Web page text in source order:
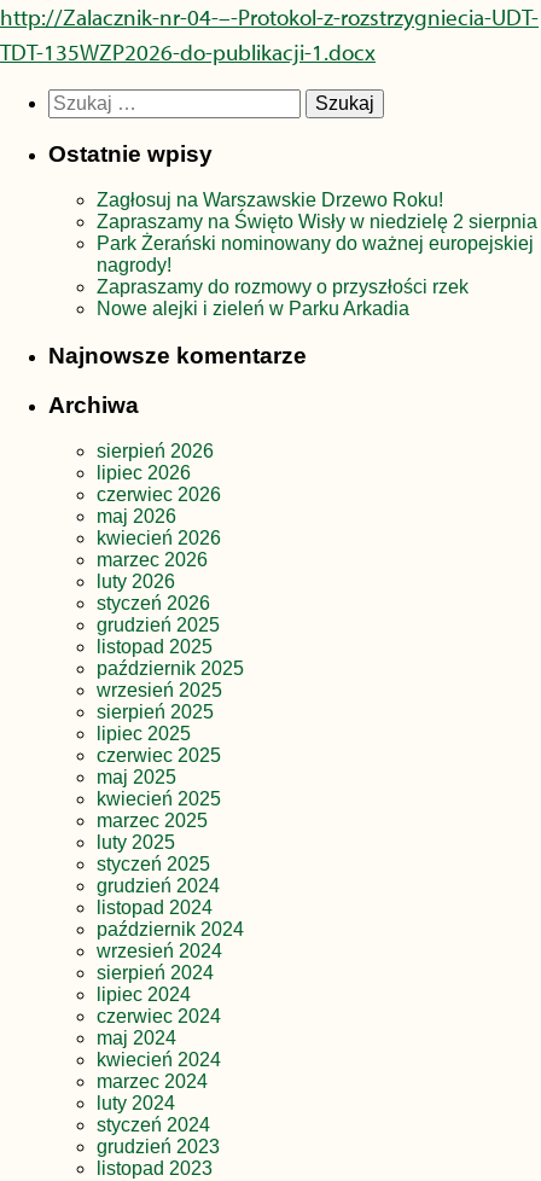
http://Zalacznik-nr-04-–-Protokol-z-rozstrzygniecia-UDT-
TDT-135WZP2026-do-publikacji-1.docx
Szukaj:
Ostatnie wpisy
Zagłosuj na Warszawskie Drzewo Roku!
Zapraszamy na Święto Wisły w niedzielę 2 sierpnia
Park Żerański nominowany do ważnej europejskiej
nagrody!
Zapraszamy do rozmowy o przyszłości rzek
Nowe alejki i zieleń w Parku Arkadia
Najnowsze komentarze
Archiwa
sierpień 2026
lipiec 2026
czerwiec 2026
maj 2026
kwiecień 2026
marzec 2026
luty 2026
styczeń 2026
grudzień 2025
listopad 2025
październik 2025
wrzesień 2025
sierpień 2025
lipiec 2025
czerwiec 2025
maj 2025
kwiecień 2025
marzec 2025
luty 2025
styczeń 2025
grudzień 2024
listopad 2024
październik 2024
wrzesień 2024
sierpień 2024
lipiec 2024
czerwiec 2024
maj 2024
kwiecień 2024
marzec 2024
luty 2024
styczeń 2024
grudzień 2023
listopad 2023